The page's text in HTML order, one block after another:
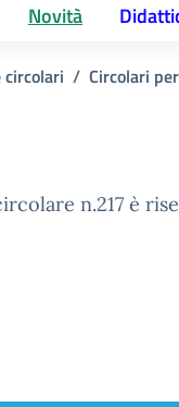
Novità
circolari Circolari
n.217 è